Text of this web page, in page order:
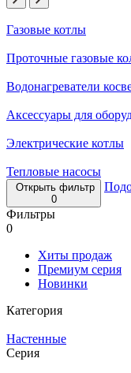
Газовые котлы
Проточные газовые
Водонагреватели
Аксессуары для
Электрические котлы
Тепловые насосы
Открыть фильтр
0
Фильтры
0
Хиты продаж
Премиум серия
Новинки
Категория
Настенные
Серия